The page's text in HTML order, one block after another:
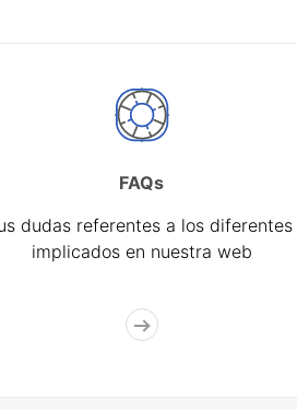
FAQs
dudas referentes a los
implicados en nuestra web